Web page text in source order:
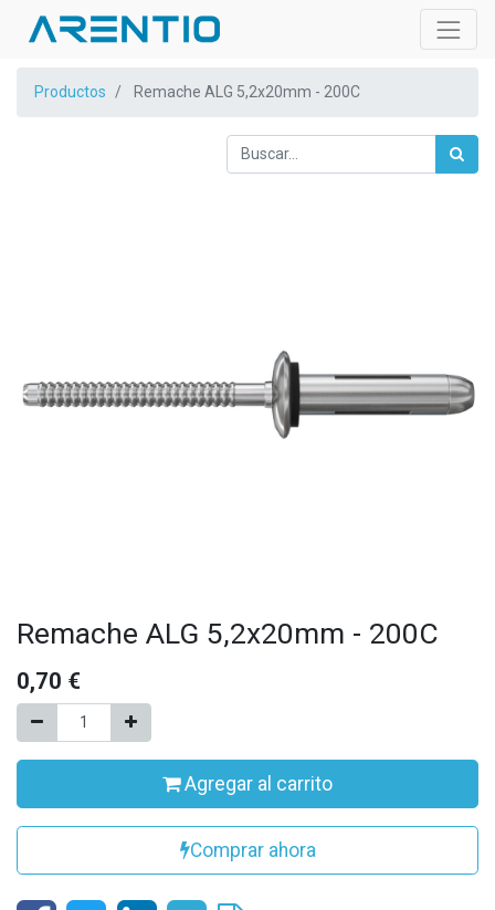
Productos Remache ALG 5,2x20mm - 200C
Remache ALG 5,2x20mm - 200C
0,70 €
Agregar al carrito
Comprar ahora